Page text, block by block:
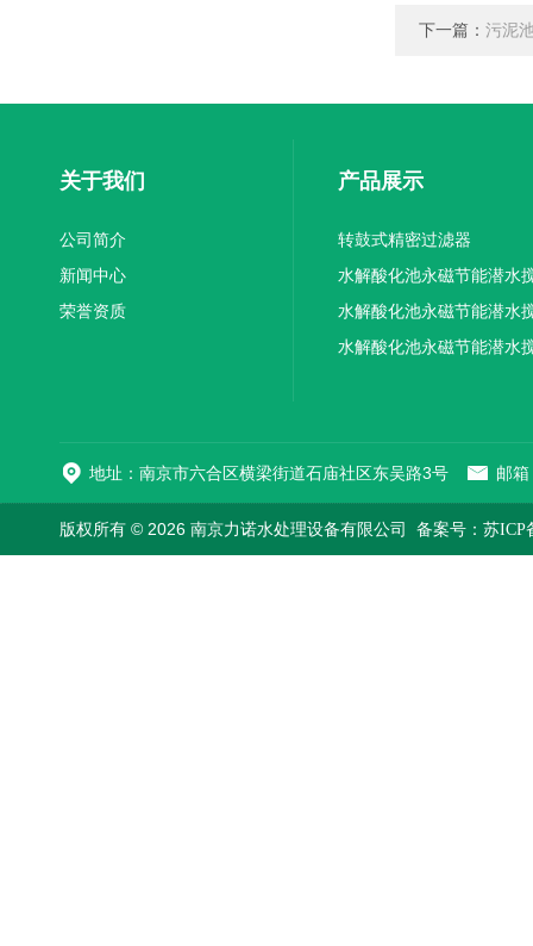
下一篇： 污泥
关于我们
公司简介
新闻中心
荣誉资质
产品展示
转鼓式精密过滤器
水解酸化池永磁节能潜水
机厂家供应
水解酸化池永磁节能潜水
机厂家直销
水解酸化池永磁节能潜水
地址：南京市六合区横梁街道石庙社区东吴路3号 邮
版权所有 © 2026 南京力诺水处理设备有限公司 备案号：苏ICP